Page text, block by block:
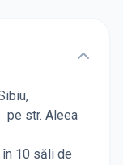
pe str. Aleea
10 săli de